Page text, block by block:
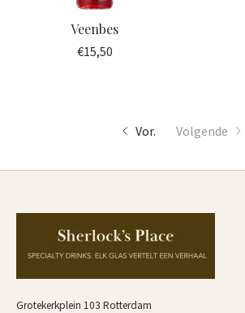
Veenbes
€15,50
Vor. Volgende
Grotekerkplein 103 Rotterdam